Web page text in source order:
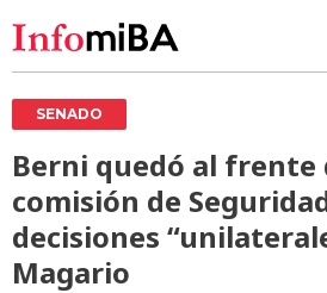
SENADO
Berni quedó al frente
comisión de
decisiones
Magario